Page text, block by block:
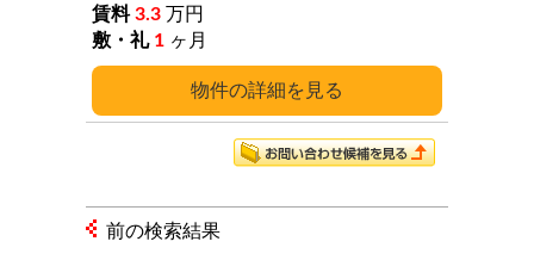
詳細
3.3 万円
1 ヶ月
前の検索結果